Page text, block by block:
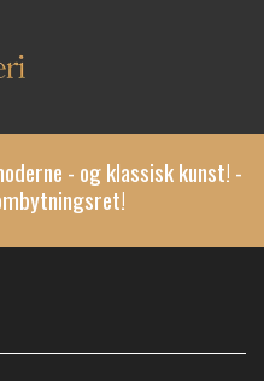
- og klassisk kunst! -